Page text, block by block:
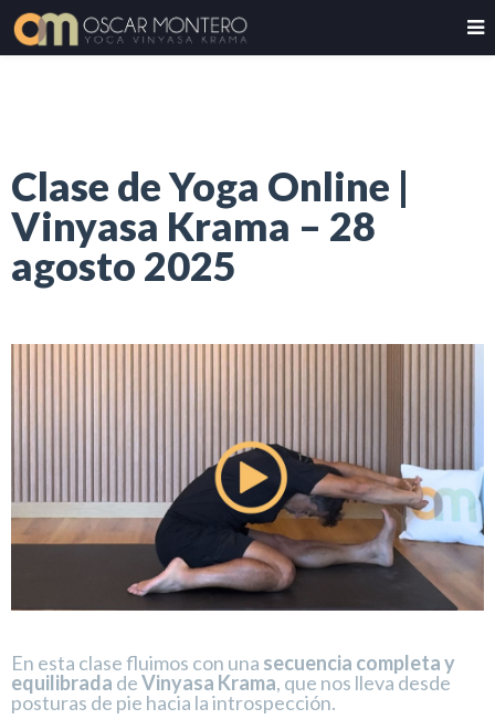
Clase de Yoga Online |
Vinyasa Krama – 28
agosto 2025
En esta clase fluimos con una secuencia completa y
equilibrada deVinyasa Krama, que nos lleva desde
posturas de pie hacia la introspección.